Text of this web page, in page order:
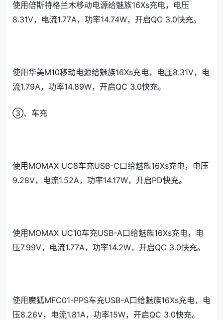
使用倍斯特格兰木移动电源给魅族16Xs充电，电压
8.31V，电流1.77A，功率14.74W，开启QC 3.0快充。
使用华美M10移动电源给魅族16Xs充电，电压8.31V，电
流1.79A，功率14.89W，开启QC 3.0快充。
③、车充
使用MOMAX UC8车充USB-C口给魅族16Xs充电，电压
9.28V，电流1.52A，功率14.17W，开启PD快充。
使用MOMAX UC10车充USB-A口给魅族16Xs充电，电
压7.99V，电流1.77A，功率14.2W，开启QC 3.0快充。
使用魔狐MFC01-PPS车充USB-A口给魅族16Xs充电，电
压8.26V，电流1.81A，功率15W，开启QC 3.0快充。